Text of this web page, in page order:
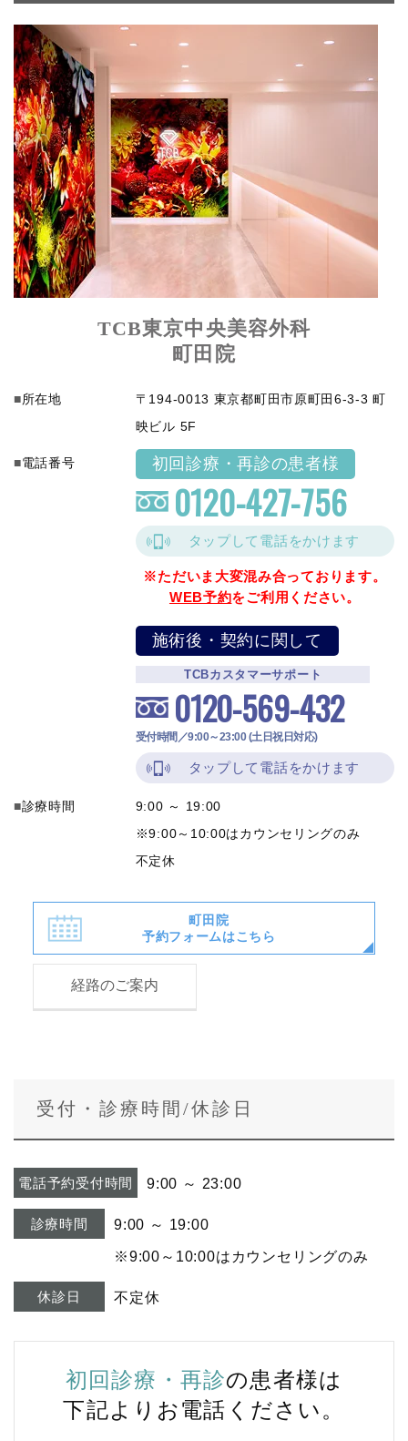
TCB東京中央美容外科
町田院
所在地
〒194-0013 東京都町田市原町田6-3-3 町
映ビル 5F
電話番号 初回診療・再診の患者様
0120-427-756
タップして電話をかけます
※ただいま大変混み合っております。
WEB予約をご利用ください。
施術後・契約に関して
TCBカスタマーサポート
0120-569-432
受付時間／9:00～23:00 (土日祝日対応)
タップして電話をかけます
診療時間
9:00 ～ 19:00
※9:00～10:00はカウンセリングのみ
不定休
町田院
予約フォームはこちら
経路のご案内
受付・診療時間/休診日
電話予約受付時間 9:00 ～ 23:00
診療時間 9:00 ～ 19:00
※9:00～10:00はカウンセリングのみ
休診日 不定休
初回診療・再診の患者様は
下記よりお電話ください。